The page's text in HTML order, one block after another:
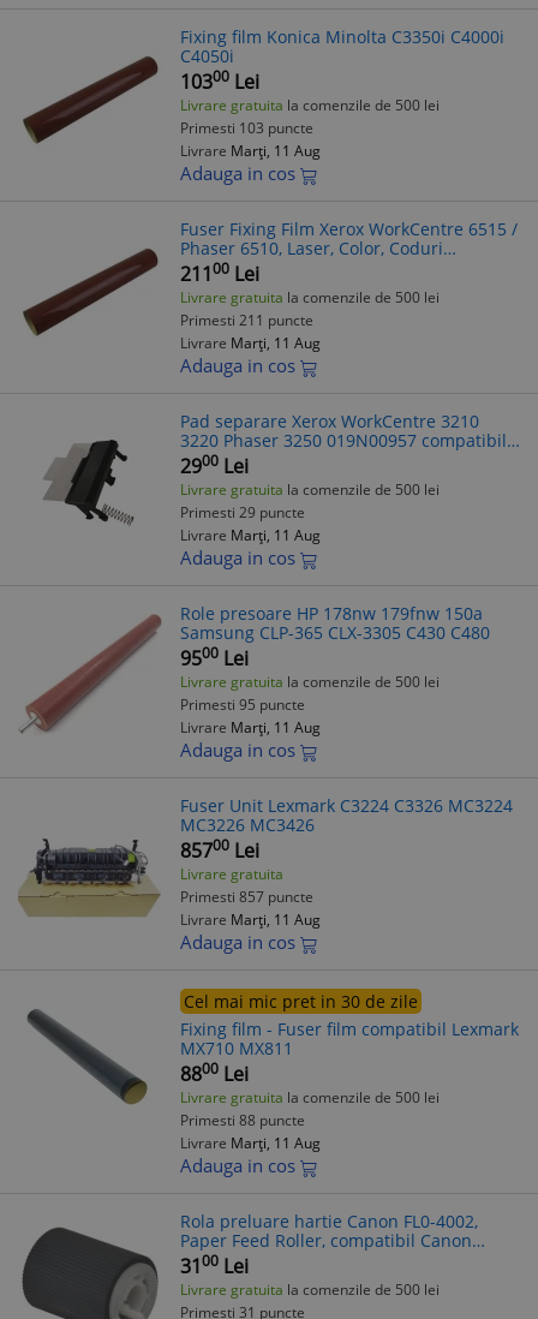
Fixing film Konica Minolta C3350i C4000i
C4050i
10300 Lei
Livrare gratuita la comenzile de 500 lei
Primesti 103 puncte
Livrare Marți, 11 Aug
Adauga in cos
Fuser Fixing Film Xerox WorkCentre 6515 /
Phaser 6510, Laser, Color, Coduri
106R03484 / 106R03488
21100 Lei
Livrare gratuita la comenzile de 500 lei
Primesti 211 puncte
Livrare Marți, 11 Aug
Adauga in cos
Pad separare Xerox WorkCentre 3210
3220 Phaser 3250 019N00957 compatibil
imprimante Xerox
2900 Lei
Livrare gratuita la comenzile de 500 lei
Primesti 29 puncte
Livrare Marți, 11 Aug
Adauga in cos
Role presoare HP 178nw 179fnw 150a
Samsung CLP-365 CLX-3305 C430 C480
9500 Lei
Livrare gratuita la comenzile de 500 lei
Primesti 95 puncte
Livrare Marți, 11 Aug
Adauga in cos
Fuser Unit Lexmark C3224 C3326 MC3224
MC3226 MC3426
85700 Lei
Livrare gratuita
Primesti 857 puncte
Livrare Marți, 11 Aug
Adauga in cos
Cel mai mic pret in 30 de zile
Fixing film - Fuser film compatibil Lexmark
MX710 MX811
8800 Lei
Livrare gratuita la comenzile de 500 lei
Primesti 88 puncte
Livrare Marți, 11 Aug
Adauga in cos
Rola preluare hartie Canon FL0-4002,
Paper Feed Roller, compatibil Canon
imageRUNNER ADVANCE
3100 Lei
Livrare gratuita la comenzile de 500 lei
Primesti 31 puncte